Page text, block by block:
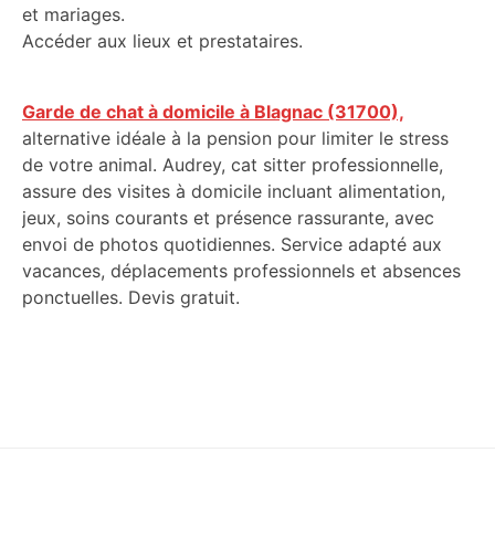
et mariages.
Accéder aux lieux et prestataires.
Garde de chat à domicile à Blagnac (31700),
alternative idéale à la pension pour limiter le stress
de votre animal. Audrey, cat sitter professionnelle,
assure des visites à domicile incluant alimentation,
jeux, soins courants et présence rassurante, avec
envoi de photos quotidiennes. Service adapté aux
vacances, déplacements professionnels et absences
ponctuelles. Devis gratuit.